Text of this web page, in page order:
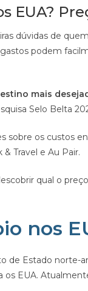
EUA?
dúvidas de
podem
mais
Selo Belta
sobre os custos
Travel e Au Pair.
qual o
nos
de Estado norte-
EUA.